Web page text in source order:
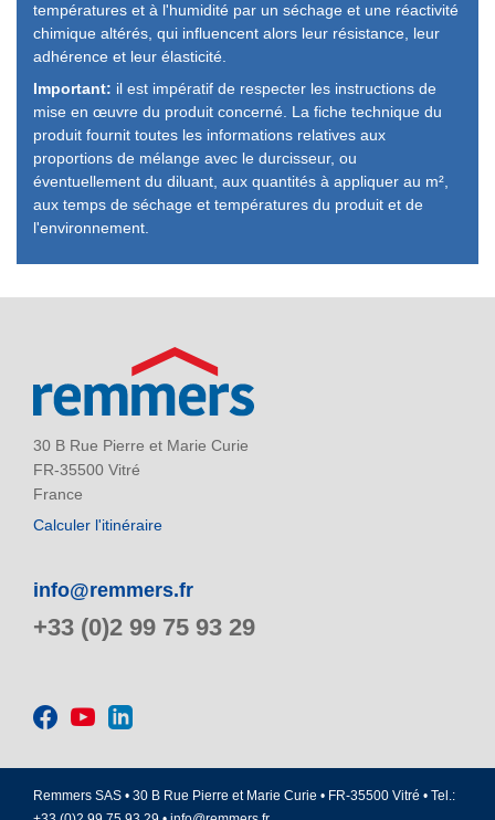
températures et à l'humidité par un séchage et une réactivité
chimique altérés, qui influencent alors leur résistance, leur
adhérence et leur élasticité.
Important: il est impératif de respecter les instructions de
mise en œuvre du produit concerné. La fiche technique du
produit fournit toutes les informations relatives aux
proportions de mélange avec le durcisseur, ou
éventuellement du diluant, aux quantités à appliquer au m²,
aux temps de séchage et températures du produit et de
l'environnement.
30 B Rue Pierre et Marie Curie
FR-35500 Vitré
France
Calculer l'itinéraire
info@remmers.fr
+33 (0)2 99 75 93 29
Remmers SAS • 30 B Rue Pierre et Marie Curie • FR-35500 Vitré • Tel.: